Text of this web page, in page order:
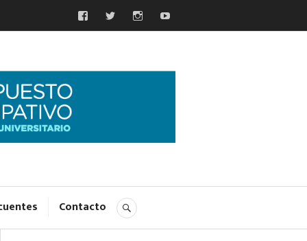
FacebookTwitter
Insta
Contacto BUSCAR